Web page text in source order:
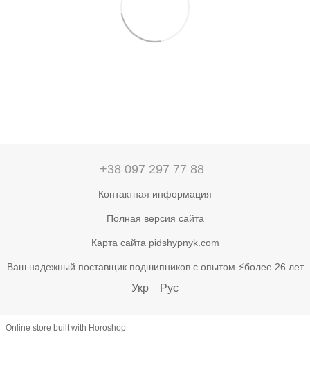
+38 097 297 77 88
Контактная информация
Полная версия сайта
Карта сайта pidshypnyk.com
Ваш надежный поставщик подшипников с опытом ⚡более 26 лет
Укр Рус
Online store built with Horoshop